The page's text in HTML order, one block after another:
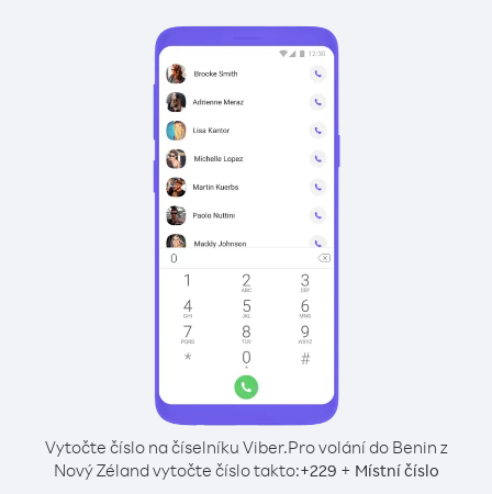
Vytočte číslo na číselníku Viber.Pro volání do Benin z
Nový Zéland vytočte číslo takto:+229 + Místní číslo